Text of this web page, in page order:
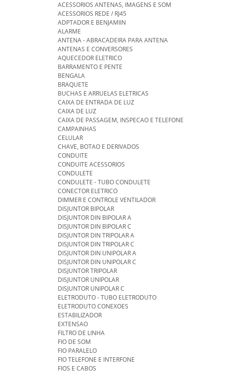
ACESSORIOS ANTENAS, IMAGENS E SOM
ACESSORIOS REDE / RJ45
ADPTADOR E BENJAMIIN
ALARME
ANTENA - ABRACADEIRA PARA ANTENA
ANTENAS E CONVERSORES
AQUECEDOR ELETRICO
BARRAMENTO E PENTE
BENGALA
BRAQUETE
BUCHAS E ARRUELAS ELETRICAS
CAIXA DE ENTRADA DE LUZ
CAIXA DE LUZ
CAIXA DE PASSAGEM, INSPECAO E TELEFONE
CAMPAINHAS
CELULAR
CHAVE, BOTAO E DERIVADOS
CONDUITE
CONDUITE ACESSORIOS
CONDULETE
CONDULETE - TUBO CONDULETE
CONECTOR ELETRICO
DIMMER E CONTROLE VENTILADOR
DISJUNTOR BIPOLAR
DISJUNTOR DIN BIPOLAR A
DISJUNTOR DIN BIPOLAR C
DISJUNTOR DIN TRIPOLAR A
DISJUNTOR DIN TRIPOLAR C
DISJUNTOR DIN UNIPOLAR A
DISJUNTOR DIN UNIPOLAR C
DISJUNTOR TRIPOLAR
DISJUNTOR UNIPOLAR
DISJUNTOR UNIPOLAR C
ELETRODUTO - TUBO ELETRODUTO
ELETRODUTO CONEXOES
ESTABILIZADOR
EXTENSAO
FILTRO DE LINHA
FIO DE SOM
FIO PARALELO
FIO TELEFONE E INTERFONE
FIOS E CABOS